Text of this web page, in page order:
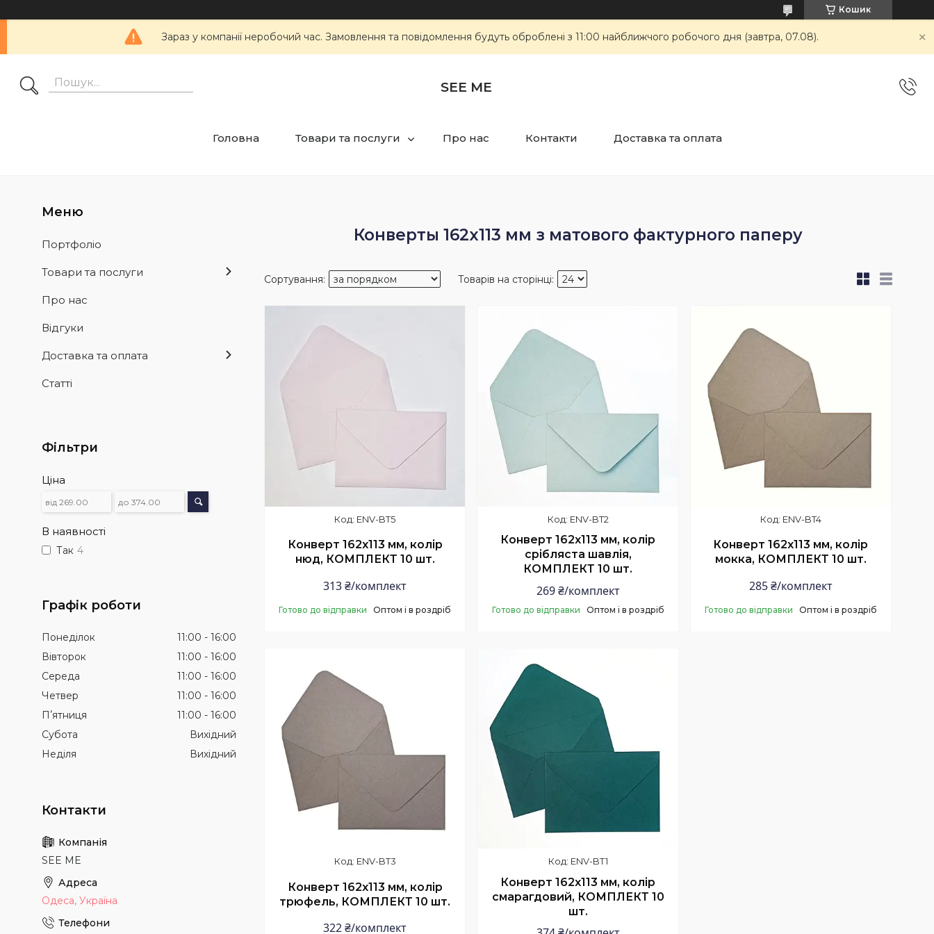
Кошик
Зараз у компанії неробочий час. Замовлення та повідомлення будуть оброблені з 11:00 найближчого робочого дня (завтра, 07.08).
SEE ME
Головна Товари та послуги Про нас Контакти Доставка та оплата
Конверты 162x113 мм з матового фактурного паперу
ENV-BT5
Конверт 162x113 мм, колір
нюд, КОМПЛЕКТ 10 шт.
313 ₴/комплект
Готово до відправки Оптом і в роздріб
ENV-BT2
Конверт 162x113 мм, колір
срібляста шавлія,
КОМПЛЕКТ 10 шт.
269 ₴/комплект
Готово до відправки Оптом і в роздріб
ENV-BT4
Конверт 162x113 мм, колір
мокка, КОМПЛЕКТ 10 шт.
285 ₴/комплект
Готово до відправки Оптом і в роздріб
ENV-BT3
Конверт 162x113 мм, колір
трюфель, КОМПЛЕКТ 10 шт.
322 ₴/комплект
ENV-BT1
Конверт 162x113 мм, колір
смарагдовий, КОМПЛЕКТ 10
шт.
Портфоліо
Товари та послуги
Про нас
Відгуки
Доставка та оплата
Статті
Фільтри
Ціна
В наявності
Так 4
Графік роботи
Понеділок 11:00
16:00
Вівторок
11:00
16:00
Середа
11:00
16:00
Четвер
11:00
16:00
Пʼятниця
11:00
16:00
Субота
Вихідний
Неділя
Вихідний
SEE ME
Одеса, Україна